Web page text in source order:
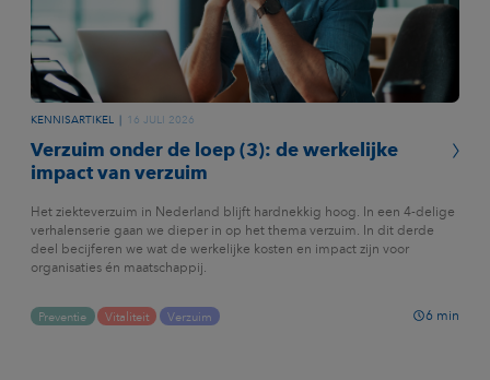
KENNISARTIKEL 16 JULI 2026
Verzuim onder de loep (3): de werkelijke
impact van verzuim
Het ziekteverzuim in Nederland blijft hardnekkig hoog. In een 4-delige
verhalenserie gaan we dieper in op het thema verzuim. In dit derde
deel becijferen we wat de werkelijke kosten en impact zijn voor
organisaties én maatschappij.
Preventie Vitaliteit Verzuim 6 min